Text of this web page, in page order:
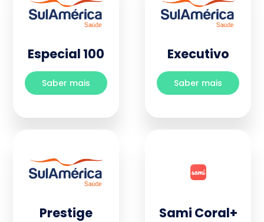
Especial 100
Saber mais
Executivo
Saber mais
Prestige Sami Coral+